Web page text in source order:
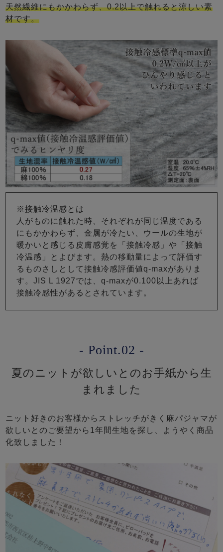
天然繊維にもかかわらず、0.2以上で触れると涼しい素
材です。
※接触冷温感とは
人がものに触れた時、それぞれが同じ温度である
にもかかわらず、金属が冷たい、ウールの生地が
暖かいと感じる皮膚感覚を「接触冷感」や「接触
冷温感」とよびます。熱の移動量によって評価す
るものさしとして接触冷感評価値q-maxがありま
す。JIS L 1927では、q-maxが0.100以上あれば
接触冷感性があるとされています。
- Point.02 -
夏のニットが欲しいとのお手紙から生
まれました
ニット好きのお客様からストレッチがきく麻パジャマが
欲しいとのご要望から1年間生地を探し、ようやく商品
化致しました！